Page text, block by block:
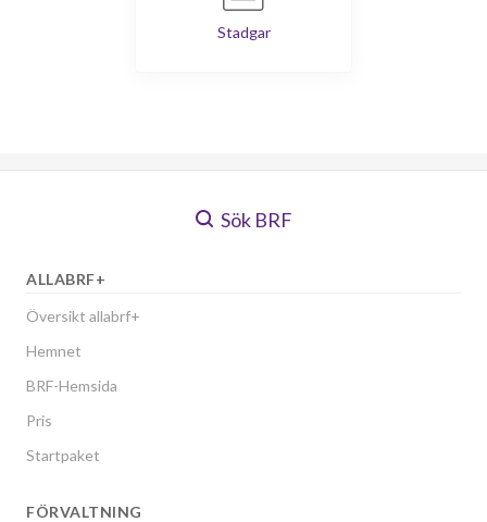
Stadgar
Sök BRF
ALLABRF+
Översikt allabrf+
Hemnet
BRF-Hemsida
Pris
Startpaket
FÖRVALTNING